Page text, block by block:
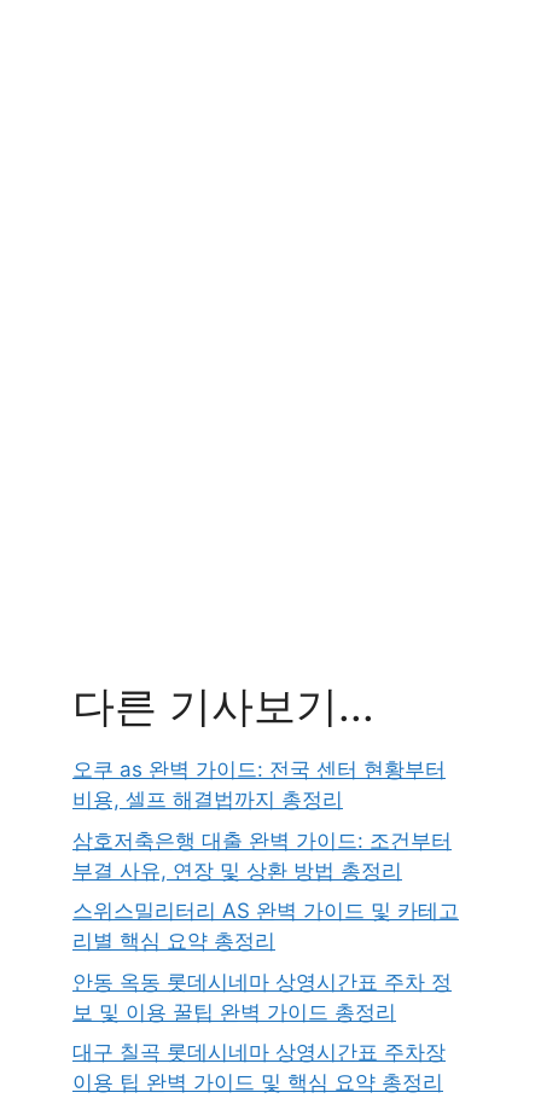
다른 기사보기...
오쿠 as 완벽 가이드: 전국 센터 현황부터
비용, 셀프 해결법까지 총정리
삼호저축은행 대출 완벽 가이드: 조건부터
부결 사유, 연장 및 상환 방법 총정리
스위스밀리터리 AS 완벽 가이드 및 카테고
리별 핵심 요약 총정리
안동 옥동 롯데시네마 상영시간표 주차 정
보 및 이용 꿀팁 완벽 가이드 총정리
대구 칠곡 롯데시네마 상영시간표 주차장
이용 팁 완벽 가이드 및 핵심 요약 총정리